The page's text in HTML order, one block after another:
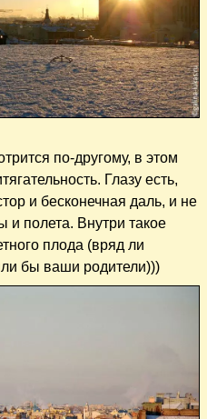
по-другому, в этом
Глазу есть,
и бесконечная даль, и не
и полета. Внутри такое
плода (вряд ли
бы ваши родители)))